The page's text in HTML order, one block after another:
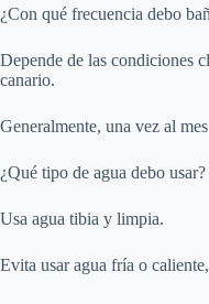
¿Con qué frecuencia debo
Depende de las condiciones
canario.
Generalmente, una vez al
¿Qué tipo de agua debo usar?
Usa agua tibia y limpia.
Evita usar agua fría o